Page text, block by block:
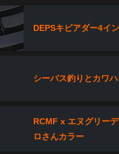
DEPSキビアダー4イ
シーバス釣りとカワ
RCMF x エヌグリー
ロさんカラー